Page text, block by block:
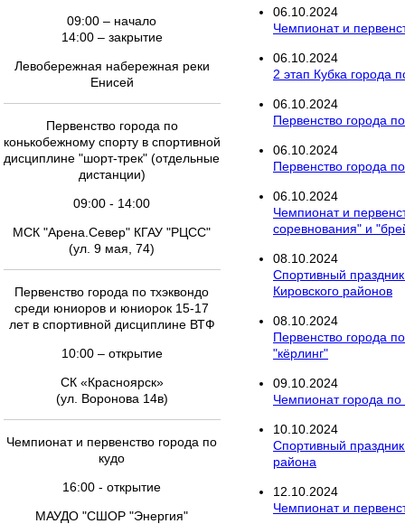
09:00 – начало
14:00 – закрытие
Левобережная набережная реки
Енисей
Первенство города по
конькобежному спорту в спортивной
дисциплине "шорт-трек" (отдельные
дистанции)
09:00 - 14:00
МСК "Арена.Север" КГАУ "РЦСС"
(ул. 9 мая, 74)
Первенство города по тхэквондо
среди юниоров и юниорок 15-17
лет в спортивной дисциплине ВТФ
10:00 – открытие
СК «Красноярск»
(ул. Воронова 14в)
Чемпионат и первенство города по
кудо
16:00 - открытие
МАУДО "СШОР "Энергия"
06.10.2024
Чемпионат и
06.10.2024
2 этап Кубка города
06.10.2024
Первенство города
06.10.2024
Первенство города
06.10.2024
Чемпионат и
соревнования" и
08.10.2024
Спортивный
Кировского районов
08.10.2024
Первенство города
"кёрлинг"
09.10.2024
Чемпионат города
10.10.2024
Спортивный
района
12.10.2024
Чемпионат и